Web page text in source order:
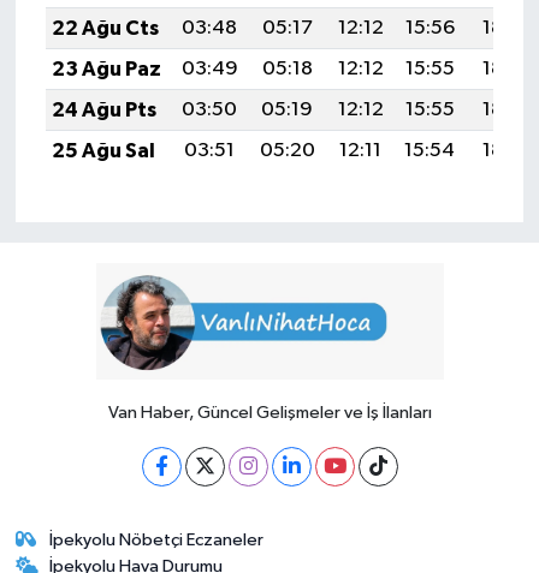
22 Ağu Cts
03:48 05:17 12:12 15:56
18:57
23 Ağu Paz
03:49 05:18 12:12 15:55
18:56
24 Ağu Pts
03:50 05:19 12:12 15:55
18:54
25 Ağu Sal
03:51 05:20 12:11 15:54 18:53
Van Haber, Güncel Gelişmeler ve İş İlanları
İpekyolu Nöbetçi Eczaneler
İpekyolu Hava Durumu